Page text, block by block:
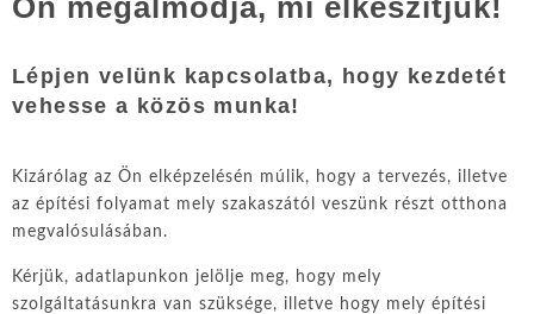
Ön megálmodja, mi elkészítjük!
Lépjen velünk kapcsolatba, hogy kezdetét
vehesse a közös munka!
Kizárólag az Ön elképzelésén múlik, hogy a tervezés, illetve
az építési folyamat mely szakaszától veszünk részt otthona
megvalósulásában.
Kérjük, adatlapunkon jelölje meg, hogy mely
szolgáltatásunkra van szüksége, illetve hogy mely építési